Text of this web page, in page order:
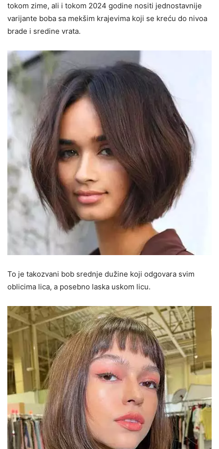
tokom zime, ali i tokom 2024 godine nositi jednostavnije
varijante boba sa mekšim krajevima koji se kreću do nivoa
brade i sredine vrata.
To je takozvani bob srednje dužine koji odgovara svim
oblicima lica, a posebno laska uskom licu.